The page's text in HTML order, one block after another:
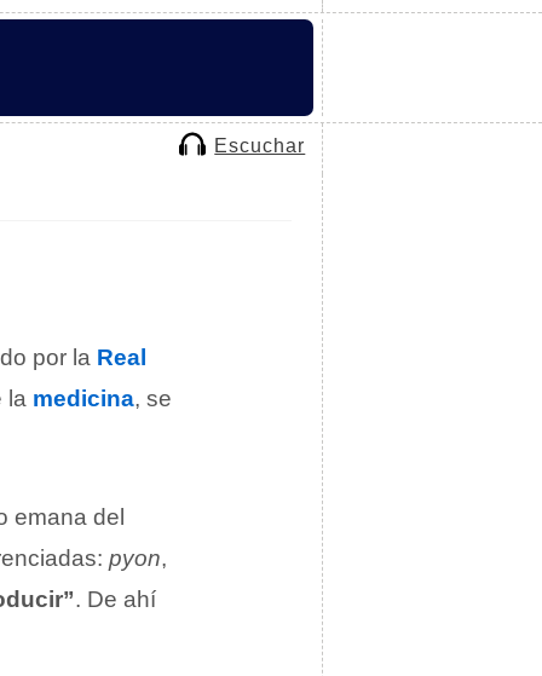
Escuchar
por la Real
la medicina, se
emana del
pyon,
. De ahí